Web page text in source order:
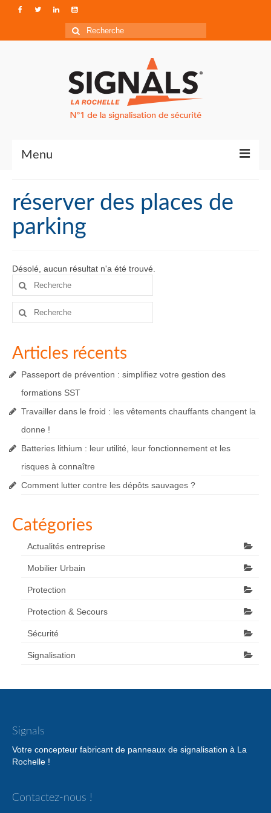
Rechercher
:
Menu
Qui sommes-nous ?
Accéder à Signals
réserver des places de
parking
Désolé, aucun résultat n'a été trouvé.
Rechercher
Rechercher
Articles récents
Passeport de prévention : simplifiez votre gestion des
formations SST
Travailler dans le froid : les vêtements chauffants changent la
donne !
Batteries lithium : leur utilité, leur fonctionnement et les
risques à connaître
Comment lutter contre les dépôts sauvages ?
Catégories
Actualités entreprise
Mobilier Urbain
Protection
Protection & Secours
Sécurité
Signalisation
Signals
Votre concepteur fabricant de panneaux de signalisation à La
Rochelle !
Contactez-nous !